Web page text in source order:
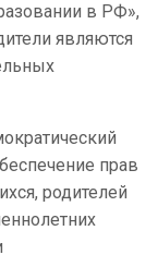
в РФ»,
являются
прав
родителей